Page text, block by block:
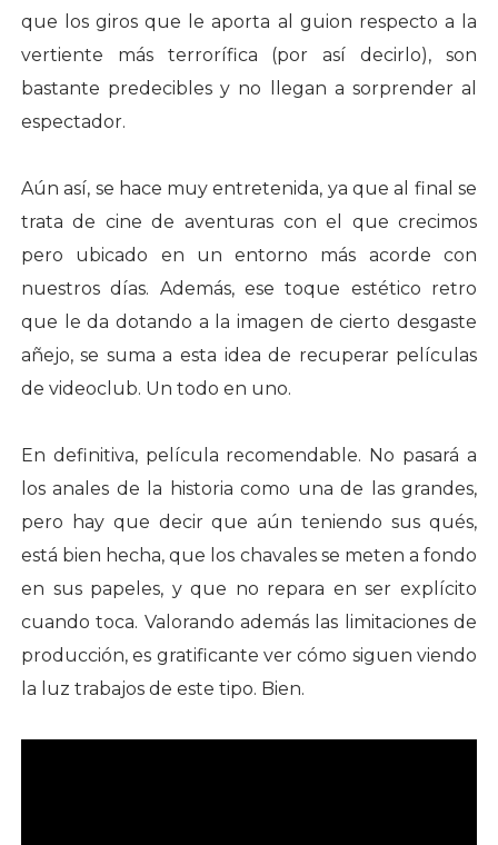
que los giros que le aporta al guion respecto a la
vertiente más terrorífica (por así decirlo), son
bastante predecibles y no llegan a sorprender al
espectador.
Aún así, se hace muy entretenida, ya que al final se
trata de cine de aventuras con el que crecimos
pero ubicado en un entorno más acorde con
nuestros días. Además, ese toque estético retro
que le da dotando a la imagen de cierto desgaste
añejo, se suma a esta idea de recuperar películas
de videoclub. Un todo en uno.
En definitiva, película recomendable. No pasará a
los anales de la historia como una de las grandes,
pero hay que decir que aún teniendo sus qués,
está bien hecha, que los chavales se meten a fondo
en sus papeles, y que no repara en ser explícito
cuando toca. Valorando además las limitaciones de
producción, es gratificante ver cómo siguen viendo
la luz trabajos de este tipo. Bien.